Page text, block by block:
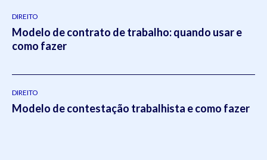
DIREITO
Modelo de contrato de trabalho: quando usar e
como fazer
DIREITO
Modelo de contestação trabalhista e como fazer